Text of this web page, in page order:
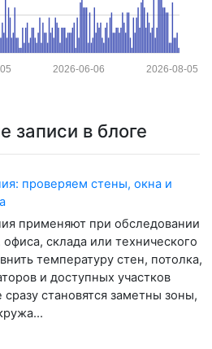
2026-08-05
2026-06-06
записи в блоге
проверяем стены, окна и
применяют при обследовании
склада или технического
температуру стен, потолка,
и доступных участков
становятся заметны зоны,